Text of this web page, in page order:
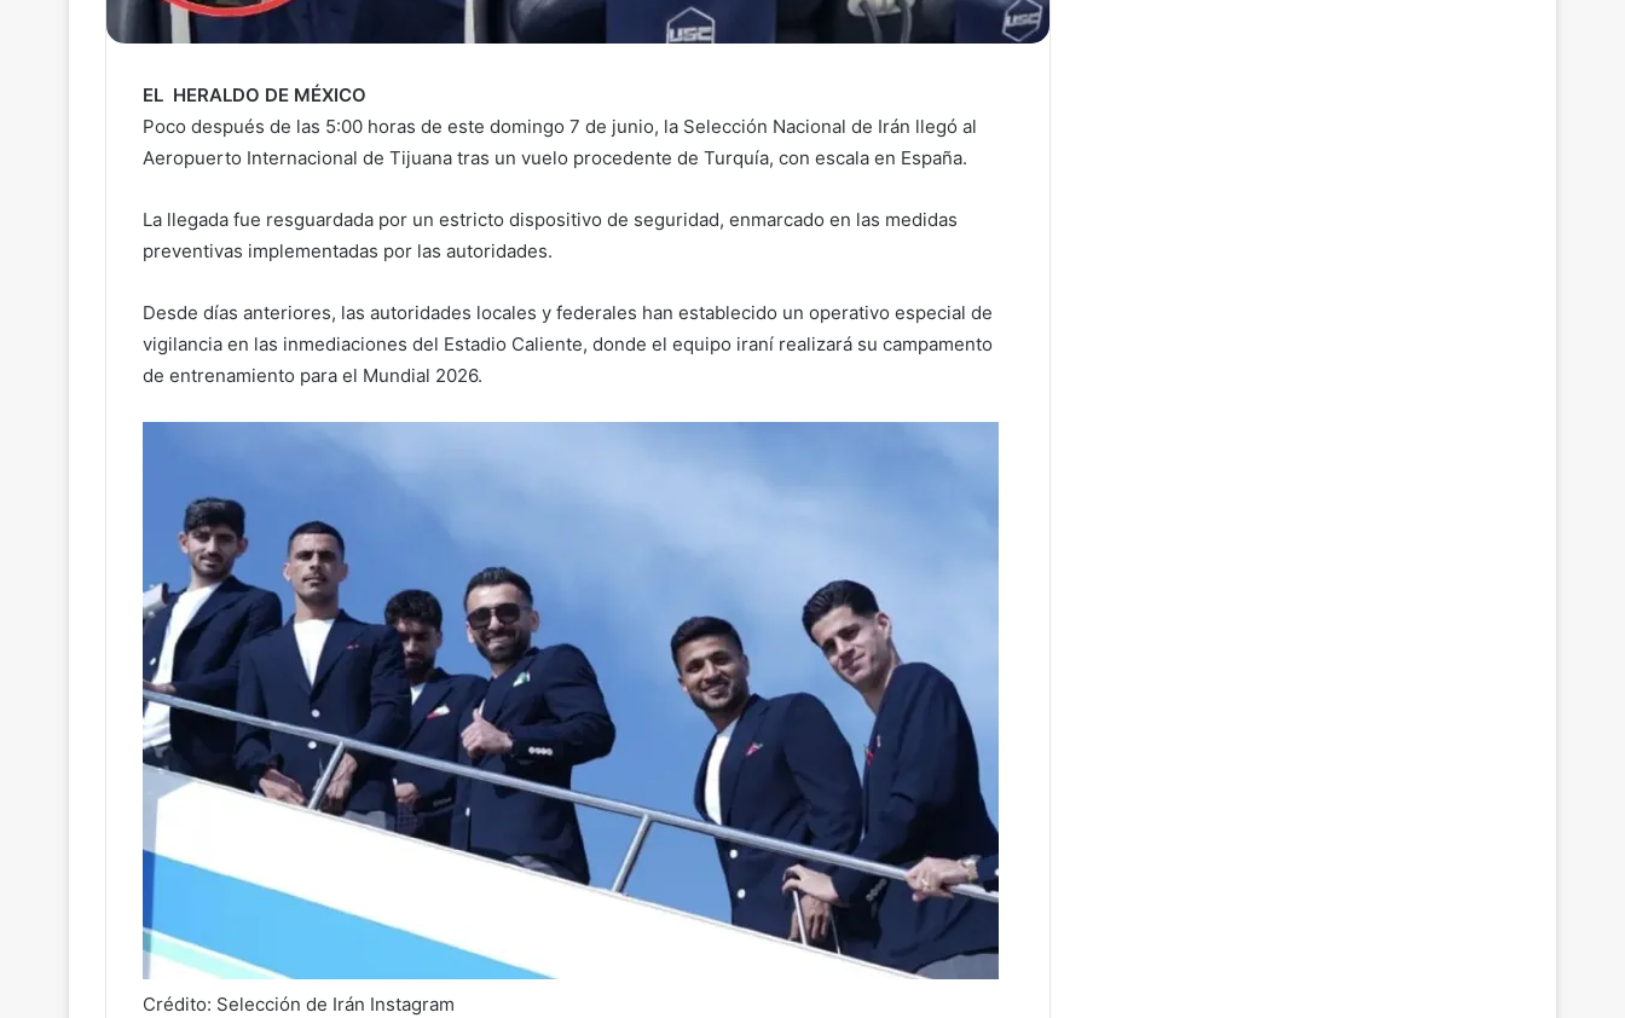
EL HERALDO DE MÉXICO
Poco después de las 5:00 horas de este domingo 7 de junio, la Selección Nacional de Irán llegó al
Aeropuerto Internacional de Tijuana tras un vuelo procedente de Turquía, con escala en España.
La llegada fue resguardada por un estricto dispositivo de seguridad, enmarcado en las medidas
preventivas implementadas por las autoridades.
Desde días anteriores, las autoridades locales y federales han establecido un operativo especial de
vigilancia en las inmediaciones del Estadio Caliente, donde el equipo iraní realizará su campamento
de entrenamiento para el Mundial 2026.
Crédito: Selección de Irán Instagram